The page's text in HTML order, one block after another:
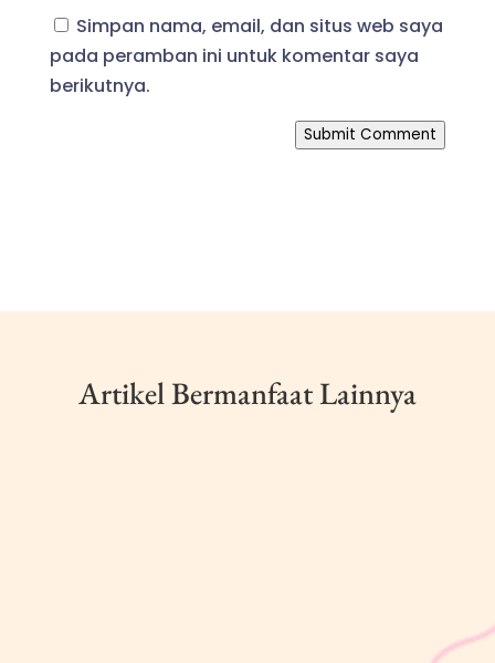
Simpan nama, email, dan situs web saya
pada peramban ini untuk komentar saya
berikutnya.
Submit Comment
Artikel Bermanfaat Lainnya